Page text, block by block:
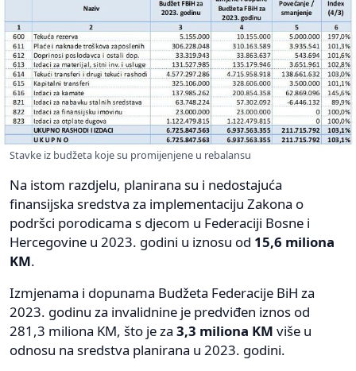
Stavke iz budžeta koje su promijenjene u rebalansu
Na istom razdjelu, planirana su i nedostajuća
finansijska sredstva za implementaciju Zakona o
podršci porodicama s djecom u Federaciji Bosne i
Hercegovine u 2023. godini u iznosu od 15,6 miliona
KM.
Izmjenama i dopunama Budžeta Federacije BiH za
2023. godinu za invalidnine je predviđen iznos od
281,3 miliona KM, što je za 3,3 miliona KM više u
odnosu na sredstva planirana u 2023. godini.